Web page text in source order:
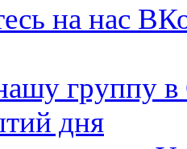
на нас
группу в
дня